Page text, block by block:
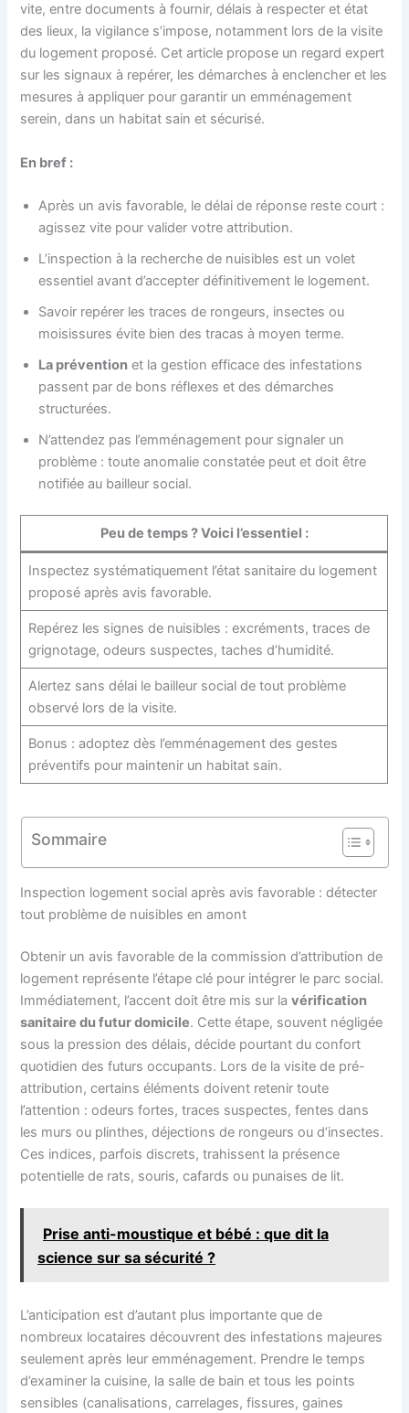
vite, entre documents à fournir, délais à respecter et état
des lieux, la vigilance s’impose, notamment lors de la visite
du logement proposé. Cet article propose un regard expert
sur les signaux à repérer, les démarches à enclencher et les
mesures à appliquer pour garantir un emménagement
serein, dans un habitat sain et sécurisé.
En bref :
Après un avis favorable, le délai de réponse reste court :
agissez vite pour valider votre attribution.
L’inspection à la recherche de nuisibles est un volet
essentiel avant d’accepter définitivement le logement.
Savoir repérer les traces de rongeurs, insectes ou
moisissures évite bien des tracas à moyen terme.
La prévention et la gestion efficace des infestations
passent par de bons réflexes et des démarches
structurées.
N’attendez pas l’emménagement pour signaler un
problème : toute anomalie constatée peut et doit être
notifiée au bailleur social.
Peu de temps ? Voici l’essentiel :
Inspectez systématiquement l’état sanitaire du logement
proposé après avis favorable.
Repérez les signes de nuisibles : excréments, traces de
grignotage, odeurs suspectes, taches d’humidité.
Alertez sans délai le bailleur social de tout problème
observé lors de la visite.
Bonus : adoptez dès l’emménagement des gestes
préventifs pour maintenir un habitat sain.
Sommaire
Inspection logement social après avis favorable : détecter
tout problème de nuisibles en amont
Obtenir un avis favorable de la commission d’attribution de
logement représente l’étape clé pour intégrer le parc social.
Immédiatement, l’accent doit être mis sur lavérification
sanitaire du futur domicile. Cette étape, souvent négligée
sous la pression des délais, décide pourtant du confort
quotidien des futurs occupants. Lors de la visite de pré-
attribution, certains éléments doivent retenir toute
l’attention : odeurs fortes, traces suspectes, fentes dans
les murs ou plinthes, déjections de rongeurs ou d’insectes.
Ces indices, parfois discrets, trahissent la présence
potentielle de rats, souris, cafards ou punaises de lit.
Prise anti-moustique et bébé : que dit la
science sur sa sécurité ?
L’anticipation est d’autant plus importante que de
nombreux locataires découvrent des infestations majeures
seulement après leur emménagement. Prendre le temps
d’examiner la cuisine, la salle de bain et tous les points
sensibles (canalisations, carrelages, fissures, gaines